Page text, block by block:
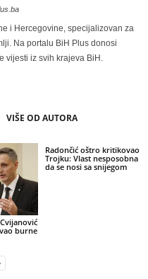
i Hercegovine, specijalizovan za
Na portalu BiH Plus donosi
vijesti iz svih krajeva BiH.
VIŠE OD AUTORA
burne
Radončić oštro kritikovao
Trojku: Vlast nesposobna
da se nosi sa snijegom